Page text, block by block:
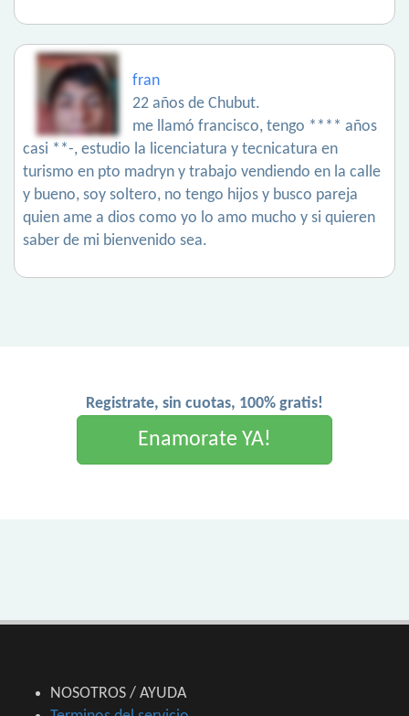
fran
22 años de Chubut.
me llamó francisco, tengo **** años
casi **-, estudio la licenciatura y tecnicatura en
turismo en pto madryn y trabajo vendiendo en la calle
y bueno, soy soltero, no tengo hijos y busco pareja
quien ame a dios como yo lo amo mucho y si quieren
saber de mi bienvenido sea.
Registrate, sin cuotas, 100% gratis!
Enamorate YA!
NOSOTROS / AYUDA